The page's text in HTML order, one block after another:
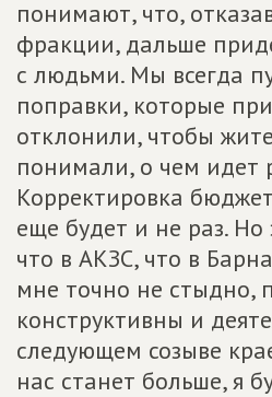
понимают, что,
фракции, дальше
с людьми. Мы всегда
поправки, которые
отклонили, чтобы
понимали, о чем идет
Корректировка
еще будет и не раз.
что в АКЗС, что в
мне точно не стыдно,
конструктивны и
следующем созыве
нас станет больше, я